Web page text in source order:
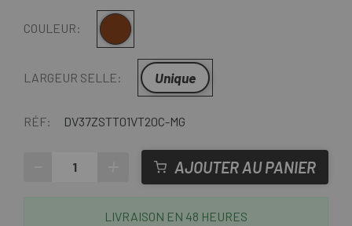
COULEUR: Marron
LARGEUR SELLE: Unique
RÉF: DV37ZSTT01VT20C-MG
AJOUTER AU PANIER
LIVRAISON EN 48 HEURES